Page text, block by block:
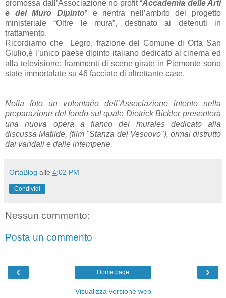
promossa dall’Associazione no profit “Accademia delle Arti
e del Muro Dipinto” e rientra nell’ambito del progetto
ministeriale “Oltre le mura”, destinato ai detenuti in
trattamento.
Ricordiamo che Legro, frazione del Comune di Orta San
Giulio,è l’unico paese dipinto italiano dedicato al cinema ed
alla televisione: frammenti di scene girate in Piemonte sono
state immortalate su 46 facciate di altrettante case.
Nella foto un volontario dell’Associazione intento nella
preparazione del fondo sul quale Dietrick Bickler presenterà
una nuova opera a fianco del murales dedicato alla
discussa Matilde, (film "Stanza del Vescovo"), ormai distrutto
dai vandali e dalle intemperie.
OrtaBlog alle 4:02 PM
Condividi
Nessun commento:
Posta un commento
‹ ›
Home page
Visualizza versione web